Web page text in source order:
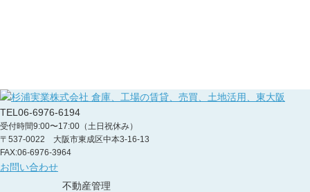
TEL 06-6976-6194
受付時間9:00〜17:00（土日祝休み）
〒537-0022 大阪市東成区中本3-16-13
FAX:06-6976-3964
お問い合わせ
不動産管理